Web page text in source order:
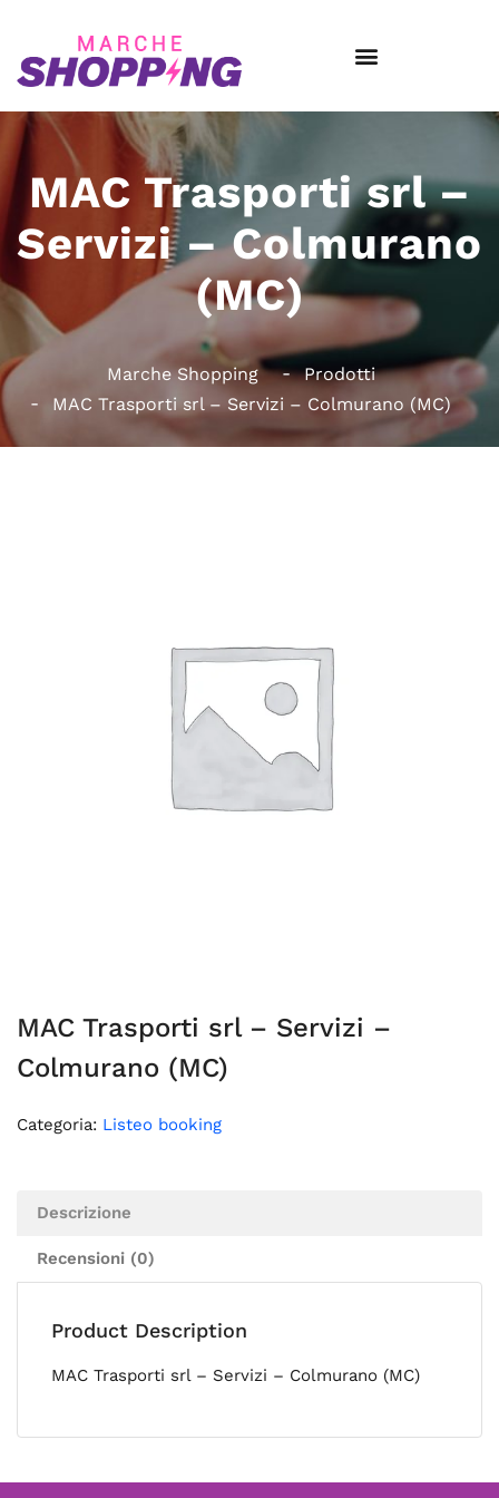
MAC Trasporti srl –
Servizi – Colmurano
(MC)
Marche Shopping
Prodotti
MAC Trasporti srl – Servizi – Colmurano (MC)
MAC Trasporti srl – Servizi –
Colmurano (MC)
Categoria: Listeo booking
Descrizione
Recensioni (0)
Product Description
MAC Trasporti srl – Servizi – Colmurano (MC)